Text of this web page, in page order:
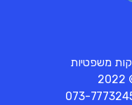
משפטיות
073-